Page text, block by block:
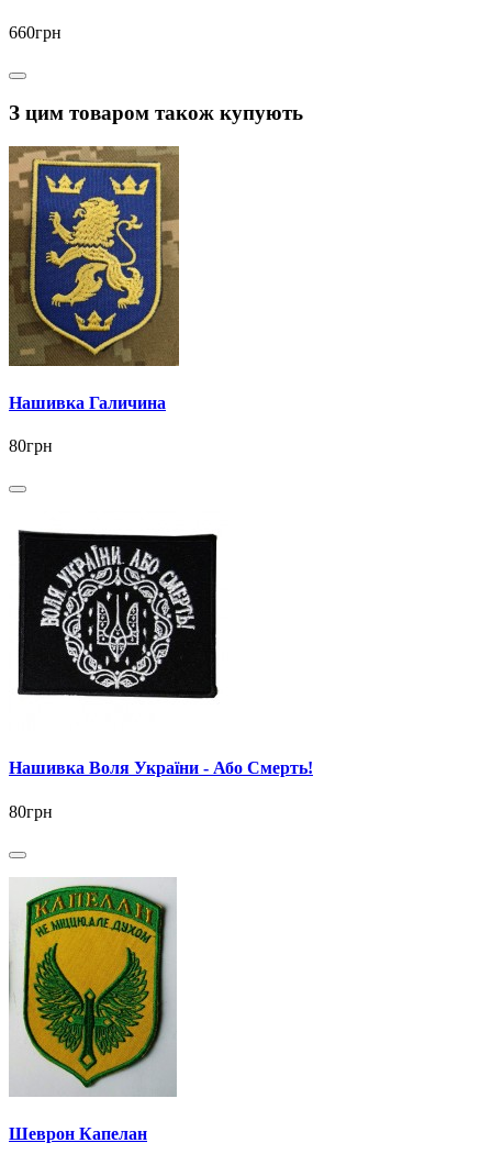
660грн
З цим товаром також купують
Нашивка Галичина
80грн
Нашивка Воля України - Або Смерть!
80грн
Шеврон Капелан